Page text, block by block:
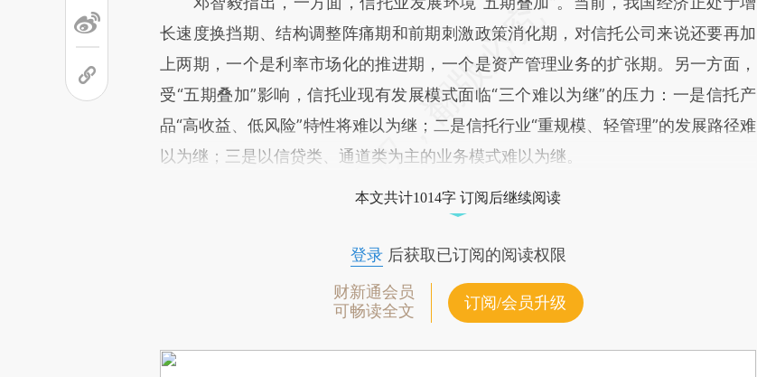
长速度换挡期、结构调整阵痛期和前期刺激政策消化期，对信托公司来说还要再加
上两期，一个是利率市场化的推进期，一个是资产管理业务的扩张期。另一方面，
受“五期叠加”影响，信托业现有发展模式面临“三个难以为继”的压力：一是信托产
品“高收益、低风险”特性将难以为继；二是信托行业“重规模、轻管理”的发展路径难
以为继；三是以信贷类、通道类为主的业务模式难以为继。
本文共计1014字 订阅后继续阅读
登录后获取已订阅的阅读权限
财新通会员
可畅读全文
订阅/会员升级